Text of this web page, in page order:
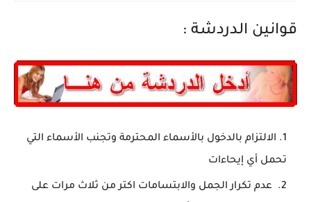
قوانين الدردشة :
الالتزام بالدخول بالأسماء المحترمة وتجنب الأسماء التي
تحمل أي إيحاءات
عدم تكرار الجمل والابتسامات اكتر من ثلاث مرات على